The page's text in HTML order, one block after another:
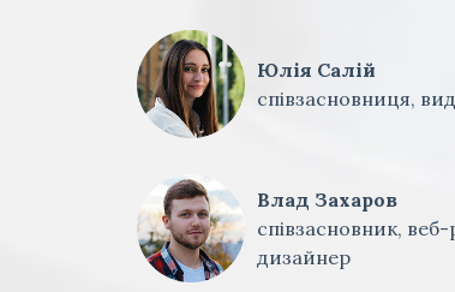
Юлія Салій
співзасновниця,
Влад Захаров
співзасновник,
дизайнер